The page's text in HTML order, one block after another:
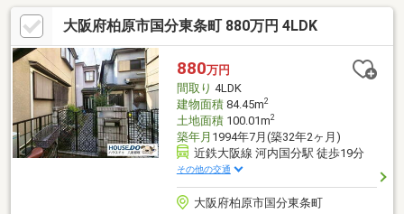
ますよ♪・ハウスフリーダムではリフォームのご相談も承っており
ます！ お客様の好みやご要望に合わせたリフォームプランを作
成いたします！是非一度お問い合わせください♪ハウスフリーダム
は【東証スタンダード上場企業】です。不動産購入や住宅ローン
については、ハウスフリーダムにお任せ下さい。（ご来店の際
は、店舗前に大型駐車場を完備しております！）
大阪府柏原市国分東条町 880万円 4LDK
880万円
間取り 4LDK
建物面積84.45m2
土地面積100.01m2
築年月 1994年7月(築32年2ヶ月)
近鉄大阪線 河内国分駅 徒歩19分
その他の交通
大阪府柏原市国分東条町